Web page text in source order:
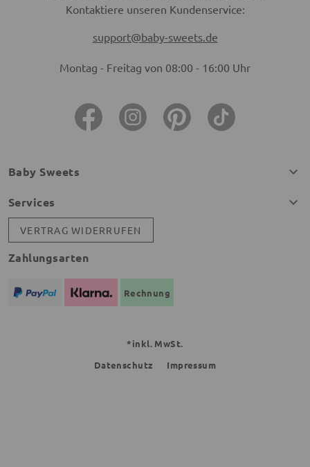
Kontaktiere unseren Kundenservice:
support@baby-sweets.de
Montag - Freitag von 08:00 - 16:00 Uhr
Baby Sweets
Services
VERTRAG WIDERRUFEN
Zahlungsarten
Rechnung
*inkl. MwSt.
Datenschutz
Impressum